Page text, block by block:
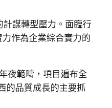
謀轉型壓力。面臨行
作為企業綜合實力的
夜範疇，項目遍布全
的品質成長的主要抓